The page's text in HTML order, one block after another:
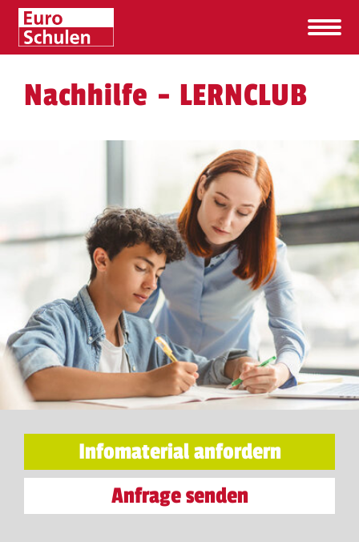
Nachhilfe - LERNCLUB
Infomaterial anfordern
Anfrage senden